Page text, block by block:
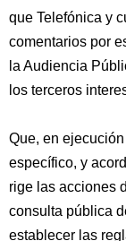
que Telefónica y
comentarios por
la Audiencia
los terceros
Que, en
específico, y
rige las acciones
consulta pública
establecer las